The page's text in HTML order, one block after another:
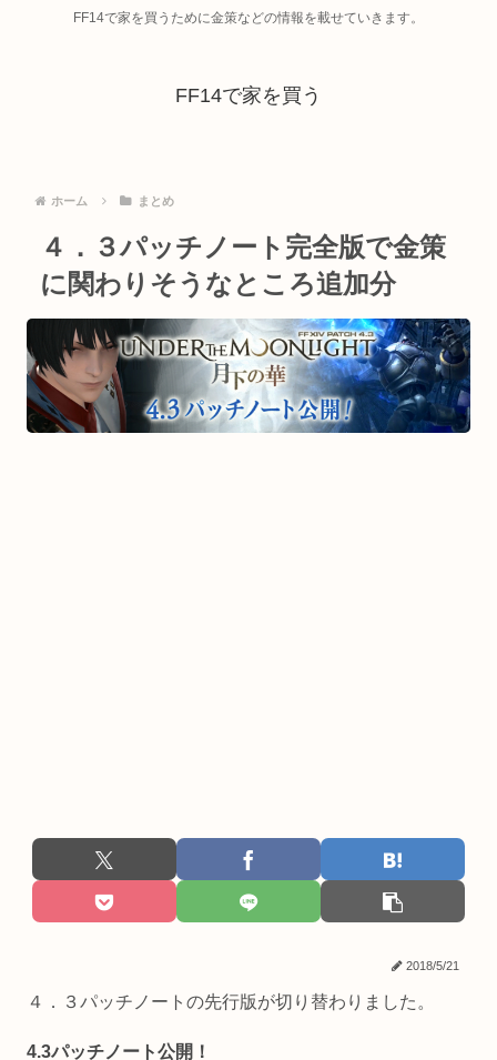
FF14で家を買うために金策などの情報を載せていきます。
FF14で家を買う
ホーム まとめ
４．３パッチノート完全版で金策
に関わりそうなところ追加分
2018/5/21
４．３パッチノートの先行版が切り替わりました。
4.3パッチノート公開！